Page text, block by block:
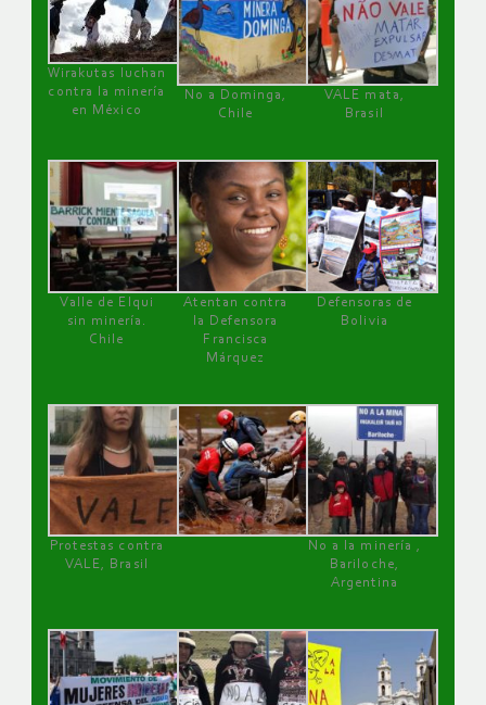
Wirakutas luchan
contra la minería
en México
No a Dominga,
Chile
VALE mata,
Brasil
Valle de Elqui
sin minería.
Chile
Atentan contra
la Defensora
Francisca
Márquez
Defensoras de
Bolivia
Protestas contra
VALE, Brasil
No a la minería ,
Bariloche,
Argentina